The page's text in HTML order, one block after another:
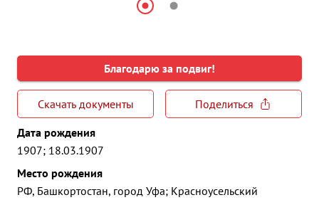
Благодарю за подвиг!
Скачать документы
Поделиться
Дата рождения
1907; 18.03.1907
Место рождения
РФ, Башкортостан, город Уфа; Красноусельский